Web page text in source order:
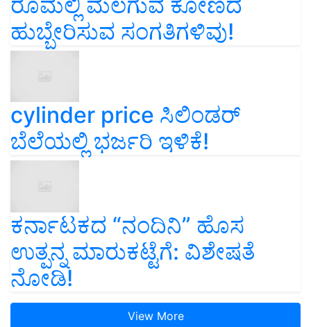
ಹುಬ್ಬೇರಿಸುವ ಸಂಗತಿಗಳಿವು!
cylinder price ಸಿಲಿಂಡರ್‌
ಬೆಲೆಯಲ್ಲಿ ಭರ್ಜರಿ ಇಳಿಕೆ!
ಕರ್ನಾಟಕದ “ನಂದಿನಿ” ಹೊಸ
ಉತ್ಪನ್ನ ಮಾರುಕಟ್ಟೆಗೆ: ವಿಶೇಷತೆ
ನೋಡಿ!
View More